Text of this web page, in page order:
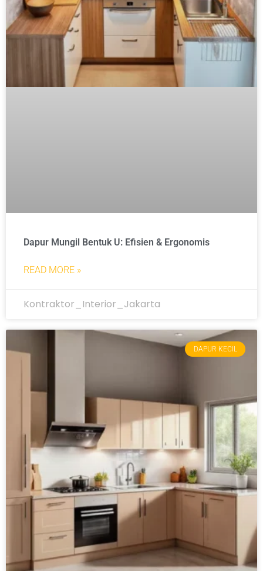
Dapur Mungil Bentuk U: Efisien & Ergonomis
READ MORE »
Kontraktor_Interior_Jakarta
DAPUR KECIL